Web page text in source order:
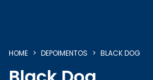
HOME DEPOIMENTOS BLACK DOG